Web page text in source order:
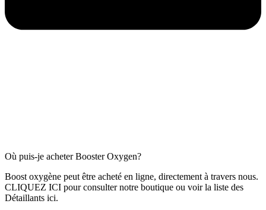
Où puis-je acheter Booster Oxygen?
Boost oxygène peut être acheté en ligne, directement à travers nous.
CLIQUEZ ICI pour consulter notre boutique ou voir la liste des
Détaillants ici.